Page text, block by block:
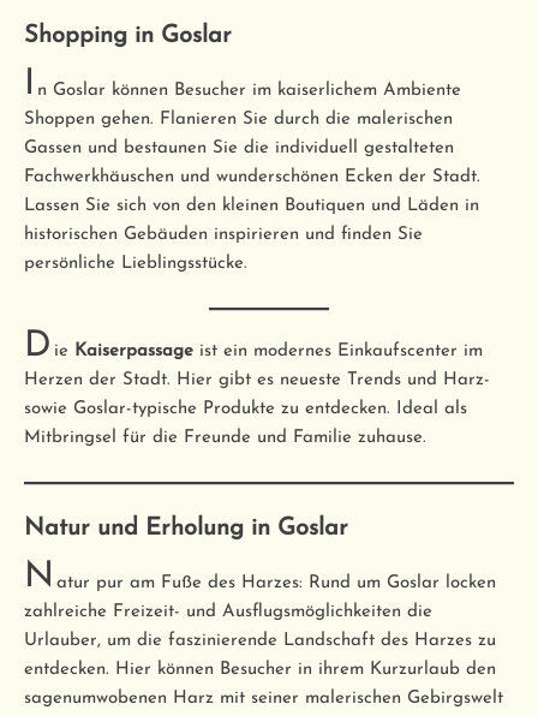
Shopping in Goslar
I n Goslar können Besucher im kaiserlichem Ambiente
Shoppen gehen. Flanieren Sie durch die malerischen
Gassen und bestaunen Sie die individuell gestalteten
Fachwerkhäuschen und wunderschönen Ecken der Stadt.
Lassen Sie sich von den kleinen Boutiquen und Läden in
historischen Gebäuden inspirieren und finden Sie
persönliche Lieblingsstücke.
D ie Kaiserpassageist ein modernes Einkaufscenter im
Herzen der Stadt. Hier gibt es neueste Trends und Harz-
sowie Goslar-typische Produkte zu entdecken. Ideal als
Mitbringsel für die Freunde und Familie zuhause.
Natur und Erholung in Goslar
N atur pur am Fuße des Harzes: Rund um Goslar locken
zahlreiche Freizeit- und Ausflugsmöglichkeiten die
Urlauber, um die faszinierende Landschaft des Harzes zu
entdecken. Hier können Besucher in ihrem Kurzurlaub den
sagenumwobenen Harz mit seiner malerischen Gebirgswelt